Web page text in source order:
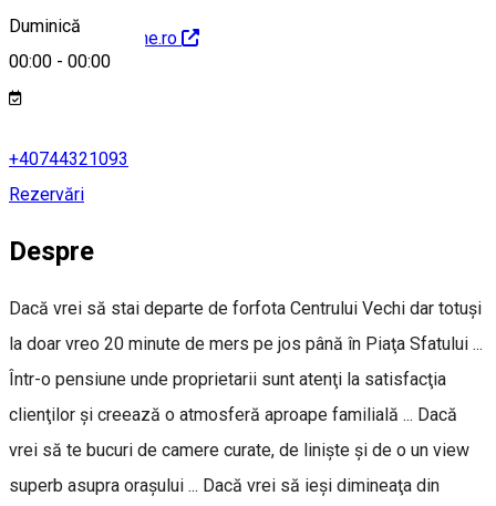
Duminică
00:00 - 00:00
http://www.riunione.ro
+40744321093
Rezervări
Despre
Dacă vrei să stai departe de forfota Centrului Vechi dar totuşi
la doar vreo 20 minute de mers pe jos până în Piaţa Sfatului ...
Într-o pensiune unde proprietarii sunt atenţi la satisfacţia
clienţilor şi creează o atmosferă aproape familială ... Dacă
vrei să te bucuri de camere curate, de linişte şi de o un view
superb asupra oraşului ... Dacă vrei să ieşi dimineaţa din